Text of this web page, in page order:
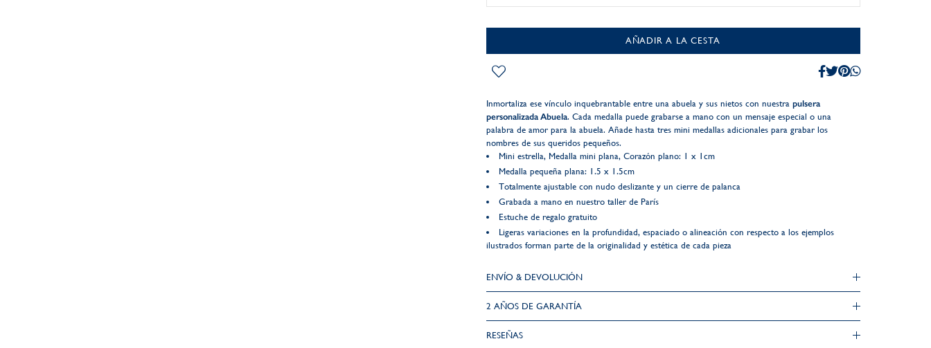
AÑADIR A LA CESTA
Inmortaliza ese vínculo inquebrantable entre una abuela y sus nietos con nuestra pulsera
personalizada Abuela. Cada medalla puede grabarse a mano con un mensaje especial o una
palabra de amor para la abuela. Añade hasta tres mini medallas adicionales para grabar los
nombres de sus queridos pequeños.
Mini estrella, Medalla mini plana, Corazón plano: 1 x 1cm
Medalla pequeña plana: 1.5 x 1.5cm
Totalmente ajustable con nudo deslizante y un cierre de palanca
Grabada a mano en nuestro taller de París
Estuche de regalo gratuito
Ligeras variaciones en la profundidad, espaciado o alineación con respecto a los ejemplos
ilustrados forman parte de la originalidad y estética de cada pieza
ENVÍO & DEVOLUCIÓN
2 AÑOS DE GARANTÍA​
RESEÑAS